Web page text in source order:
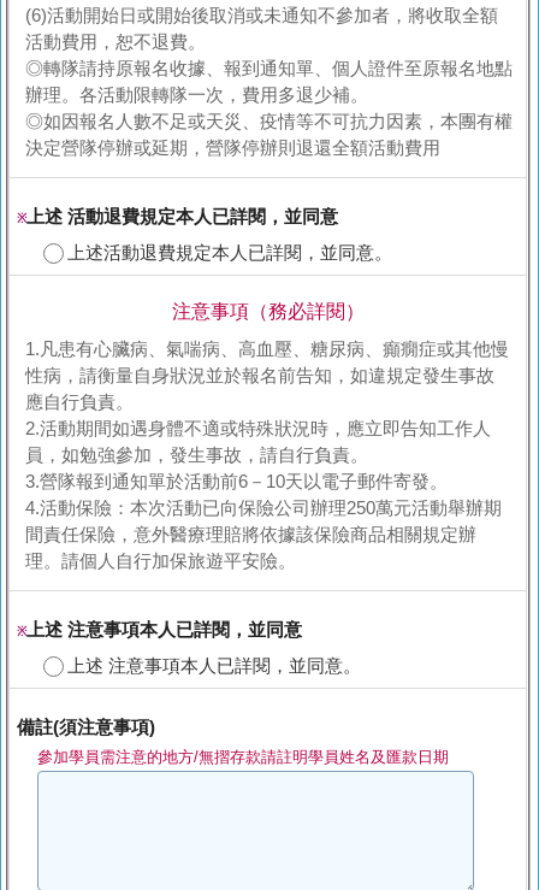
(6)活動開始日或開始後取消或未通知不參加者，將收取全額
活動費用，恕不退費。
◎轉隊請持原報名收據、報到通知單、個人證件至原報名地點
辦理。各活動限轉隊一次，費用多退少補。
◎如因報名人數不足或天災、疫情等不可抗力因素，本團有權
決定營隊停辦或延期，營隊停辦則退還全額活動費用
※上述 活動退費規定本人已詳閱，並同意
上述活動退費規定本人已詳閱，並同意。
注意事項（務必詳閱）
1.凡患有心臟病、氣喘病、高血壓、糖尿病、癲癇症或其他慢
性病，請衡量自身狀況並於報名前告知，如違規定發生事故
應自行負責。
2.活動期間如遇身體不適或特殊狀況時，應立即告知工作人
員，如勉強參加，發生事故，請自行負責。
3.營隊報到通知單於活動前6－10天以電子郵件寄發。
4.活動保險：本次活動已向保險公司辦理250萬元活動舉辦期
間責任保險，意外醫療理賠將依據該保險商品相關規定辦
理。請個人自行加保旅遊平安險。
※上述 注意事項本人已詳閱，並同意
上述 注意事項本人已詳閱，並同意。
備註(須注意事項)
參加學員需注意的地方/無摺存款請註明學員姓名及匯款日期